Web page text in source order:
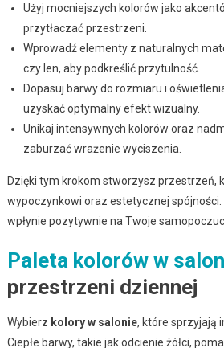
Użyj mocniejszych kolorów jako
przytłaczać przestrzeni.
Wprowadź elementy z naturalnych
czy len, aby podkreślić przytulność.
Dopasuj barwy do rozmiaru i
uzyskać optymalny efekt wizualny.
Unikaj intensywnych kolorów oraz
zaburzać wrażenie wyciszenia.
Dzięki tym krokom stworzysz przestrzeń,
wypoczynkowi oraz estetycznej spójności.
wpłynie pozytywnie na Twoje
Paleta kolorów w
przestrzeni dziennej
Wybierz kolory w salonie, które sprzyjają
Ciepłe barwy, takie jak odcienie żółci,